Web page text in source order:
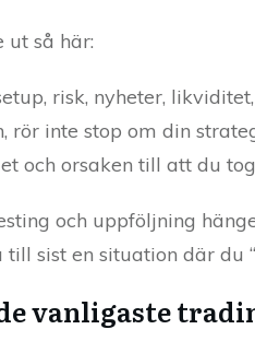
ut så här:
risk, nyheter,
rör inte stop om din
och orsaken till att du
och uppföljning
sist en situation där du
vanligaste